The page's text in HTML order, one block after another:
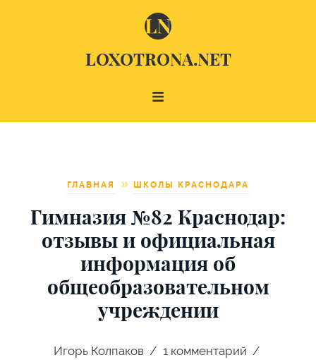
LOXOTRONA.NET
ГЛАВНАЯ ШКОЛЫ КРАСНОДАРА
Гимназия №82 Краснодар:
отзывы и официальная
информация об
общеобразовательном
учреждении
Игорь Колпаков 1комментарий